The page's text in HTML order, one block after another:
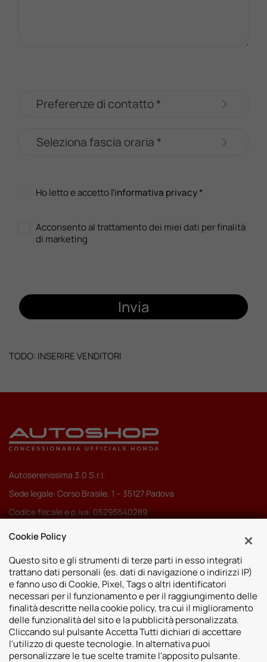
Ho letto e accettol'informativa privacy*
Acconsento al trattamento dei miei dati per finalità
di marketing
Invia
TODO: INSERIRE VENDITORI
Autoserenissima 3.0 S.r.l.
Sede legale: Corso Brasile, 1 – 35127 Padova
Codice fiscale e p.iva: 05295540289
Pec:autoserenissima3.0srl@legalmail.it
Sedi
Vicenza
Padova
Risorse
Cookie Policy
Questo sito e gli strumenti di terze parti in esso integrati
trattano dati personali (es. dati di navigazione o indirizzi IP)
e fanno uso di Cookie, Pixel, Tags o altri identificatori
necessari per il funzionamento e per il raggiungimento delle
finalità descritte nella cookie policy, tra cui il miglioramento
delle funzionalità del sito e la pubblicità personalizzata.
Cliccando sul pulsante Accetta Tutti dichiari di accettare
l'utilizzo di queste tecnologie. In alternativa puoi
personalizzare le tue scelte tramite l'apposito pulsante.